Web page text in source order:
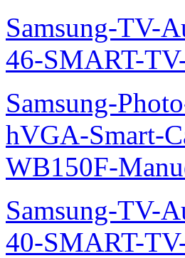
Samsung-TV-
46-SMART-
Samsung-
hVGA-Smart-
WB150F-
Samsung-TV-
40-SMART-